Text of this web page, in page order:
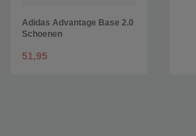
Adidas Advantage Base 2.0
Schoenen
51,95